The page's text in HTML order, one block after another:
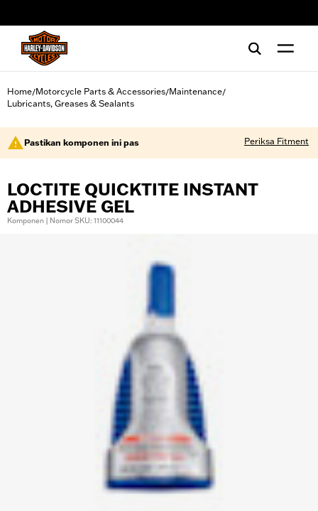
Home/Motorcycle Parts & Accessories/Maintenance/
Lubricants, Greases & Sealants
Pastikan komponen ini pas Periksa Fitment
LOCTITE QUICKTITE INSTANT
ADHESIVE GEL
Komponen | Nomor SKU: 11100044